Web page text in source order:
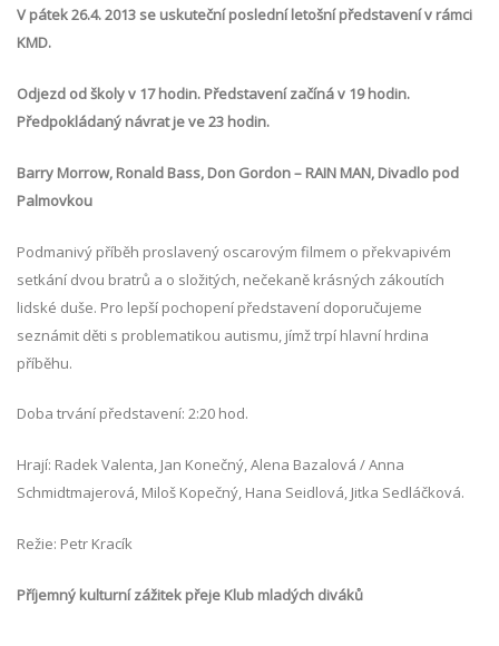
V pátek 26.4. 2013 se uskuteční poslední letošní představení v rámci
KMD.
Odjezd od školy v ​17 hodin. Představení začíná v 19 hodin.
Předpokládaný návrat je ve 23 hodin.
Barry Morrow, Ronald Bass, Don Gordon – RAIN MAN, Divadlo pod
Palmovkou
Podmanivý příběh proslavený oscarovým filmem o překvapivém
setkání dvou bratrů a o složitých, nečekaně krásných zákoutích
lidské duše. Pro lepší pochopení představení doporučujeme
seznámit děti s problematikou autismu, jímž trpí hlavní hrdina
příběhu.
Doba trvání představení: 2:20 hod.
Hrají: Radek Valenta, Jan Konečný, Alena Bazalová / Anna
Schmidtmajerová, Miloš Kopečný, Hana Seidlová, Jitka Sedláčková.
Režie: Petr Kracík
Příjemný kulturní zážitek přeje Klub mladých diváků